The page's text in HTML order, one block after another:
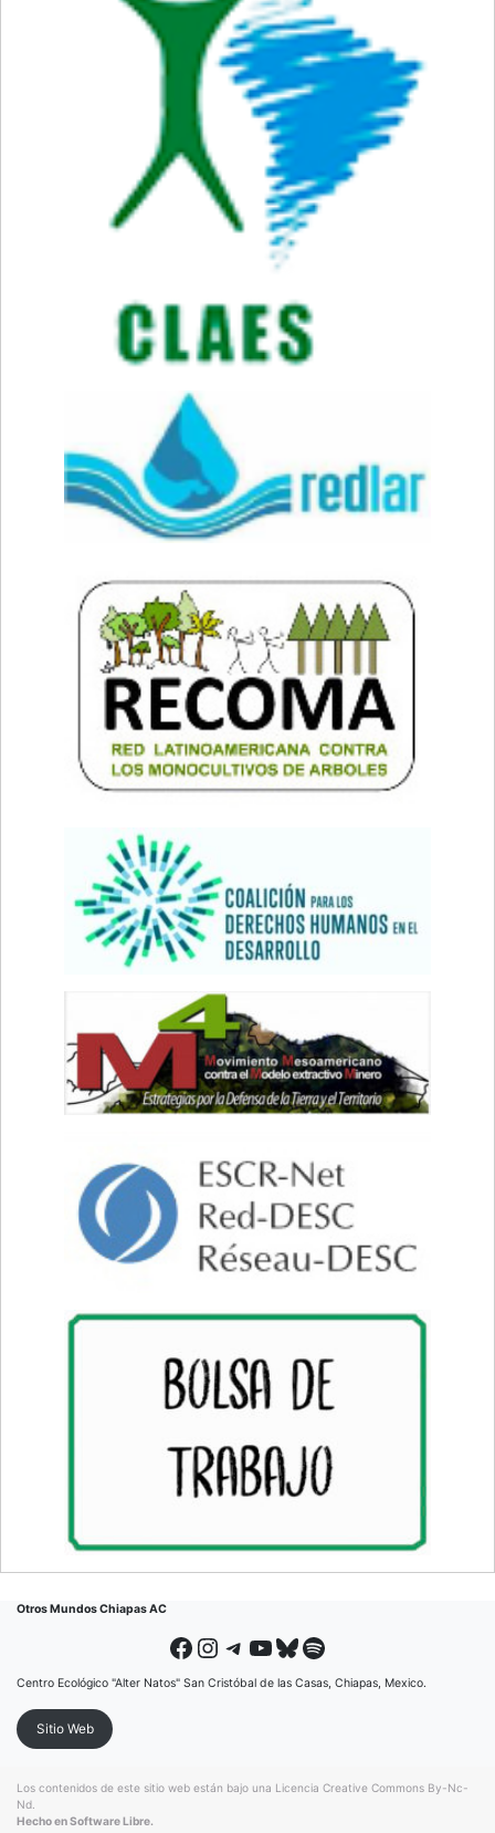
Otros Mundos Chiapas AC
Facebook Instagram Telegram YouTube Bluesky Spotify
Centro Ecológico "Alter Natos" San Cristóbal de las Casas, Chiapas, Mexico.
Sitio Web
Los contenidos de este sitio web están bajo una Licencia Creative Commons By-Nc-
Nd
Hecho en Software Libre.